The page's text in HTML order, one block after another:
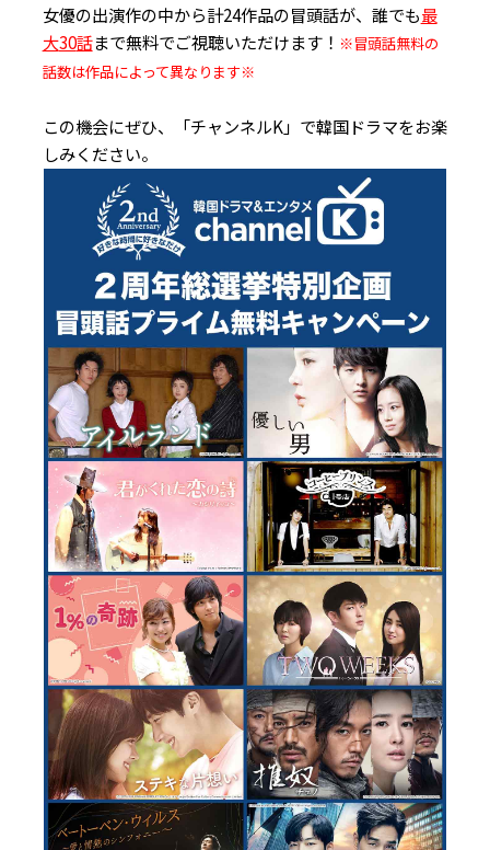
女優の出演作の中から計24作品の冒頭話が、誰でも最
大30話まで無料でご視聴いただけます！ ※冒頭話無料の
話数は作品によって異なります※
この機会にぜひ、「チャンネルK」で韓国ドラマをお楽
しみください。